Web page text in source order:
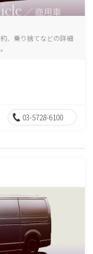
、乗り捨てなどの詳細
03-5728-6100